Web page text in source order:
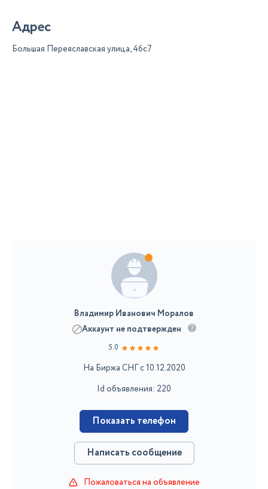
Адрес
Большая Переяславская улица, 46с7
Владимир Иванович Моралов
Аккаунт не подтвержден
5.0
На Биржа СНГ с 10.12.2020
Id объявления: 220
Показать телефон
Написать сообщение
Пожаловаться на объявление